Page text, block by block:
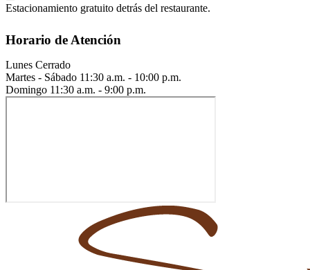
Estacionamiento gratuito detrás del restaurante.
Horario de Atención
Lunes Cerrado
Martes - Sábado 11:30 a.m. - 10:00 p.m.
Domingo 11:30 a.m. - 9:00 p.m.